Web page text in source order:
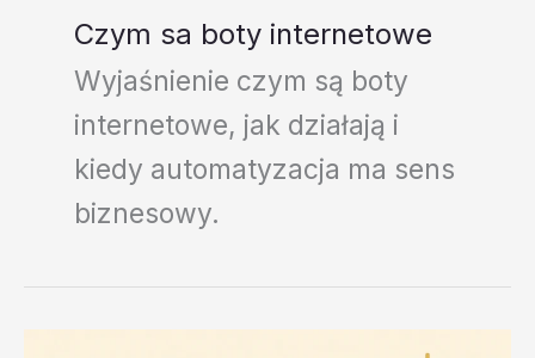
Czym sa boty internetowe
Wyjaśnienie czym są boty
internetowe, jak działają i
kiedy automatyzacja ma sens
biznesowy.